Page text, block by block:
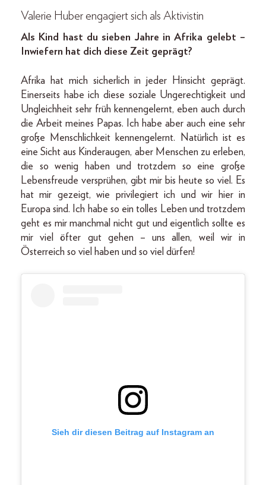
Valerie Huber engagiert sich als Aktivistin
Als Kind hast du sieben Jahre in Afrika gelebt –
Inwiefern hat dich diese Zeit geprägt?
Afrika hat mich sicherlich in jeder Hinsicht geprägt.
Einerseits habe ich diese soziale Ungerechtigkeit und
Ungleichheit sehr früh kennengelernt, eben auch durch
die Arbeit meines Papas. Ich habe aber auch eine sehr
große Menschlichkeit kennengelernt. Natürlich ist es
eine Sicht aus Kinderaugen, aber Menschen zu erleben,
die so wenig haben und trotzdem so eine große
Lebensfreude versprühen, gibt mir bis heute so viel. Es
hat mir gezeigt, wie privilegiert ich und wir hier in
Europa sind. Ich habe so ein tolles Leben und trotzdem
geht es mir manchmal nicht gut und eigentlich sollte es
mir viel öfter gut gehen – uns allen, weil wir in
Österreich so viel haben und so viel dürfen!
Sieh dir diesen Beitrag auf Instagram an